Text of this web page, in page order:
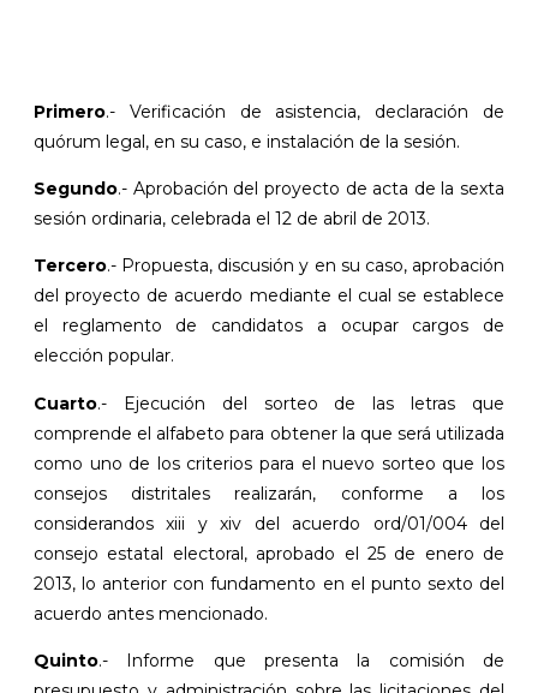
Primero.- Verificación de asistencia, declaración de
quórum legal, en su caso, e instalación de la sesión.
Segundo.- Aprobación del proyecto de acta de la sexta
sesión ordinaria, celebrada el 12 de abril de 2013.
Tercero.- Propuesta, discusión y en su caso, aprobación
del proyecto de acuerdo mediante el cual se establece
el reglamento de candidatos a ocupar cargos de
elección popular.
Cuarto.- Ejecución del sorteo de las letras que
comprende el alfabeto para obtener la que será utilizada
como uno de los criterios para el nuevo sorteo que los
consejos distritales realizarán, conforme a los
considerandos xiii y xiv del acuerdo ord/01/004 del
consejo estatal electoral, aprobado el 25 de enero de
2013, lo anterior con fundamento en el punto sexto del
acuerdo antes mencionado.
Quinto.- Informe que presenta la comisión de